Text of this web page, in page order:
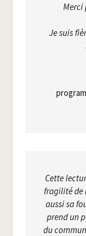
Mer­ci
Je suis
Cette
fra­gi­li­té de
aus­si sa
prend un
du